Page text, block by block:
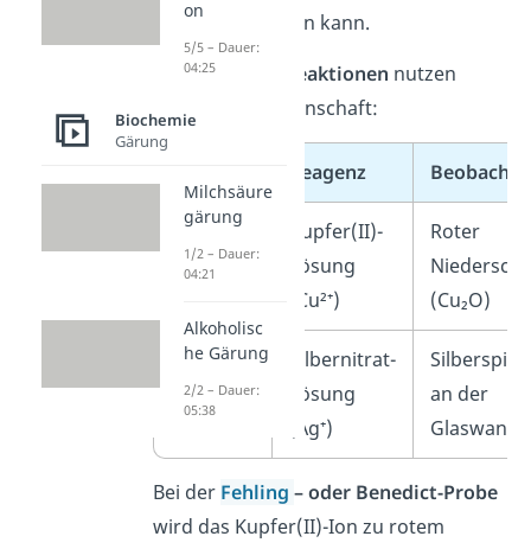
Stoffe übertragen kann.
ZweiNachweisreaktionen nutzen
genau diese Eigenschaft:
Reagenz
Fehling- /
Benedict-
Kupfer(II)-
Lösung
(Cu²⁺)
Roter
(Cu₂O)
Tollens-
Probe
Silbernitrat-
Lösung
(Ag⁺)
an der
Glaswand
Bei der Fehling – oder Benedict-Probe
wird das Kupfer(II)-Ion zu rotem
on
5/5 – Dauer:
04:25
Biochemie
Gärung
Milchsäure
gärung
1/2 – Dauer:
04:21
Alkoholisc
he Gärung
2/2 – Dauer:
05:38